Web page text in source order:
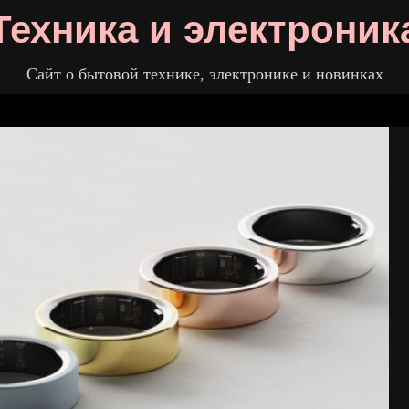
и
Сайт о бытовой технике, электронике и новинках